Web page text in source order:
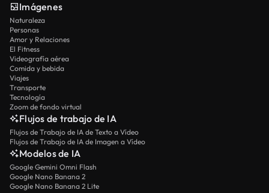
Imágenes
Naturaleza
Personas
Amor y Relaciones
El Fitness
Videografía aérea
Comida y bebida
Viajes
Transporte
Tecnología
Zoom de fondo virtual
Flujos de trabajo de IA
Flujos de Trabajo de IA de Texto a Vídeo
Flujos de Trabajo de IA de Imagen a Vídeo
Modelos de IA
Google Gemini Omni Flash
Google Nano Banana 2
Google Nano Banana 2 Lite